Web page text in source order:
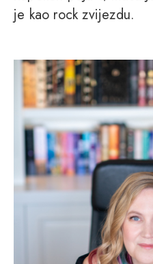
je kao rock zvijezdu.